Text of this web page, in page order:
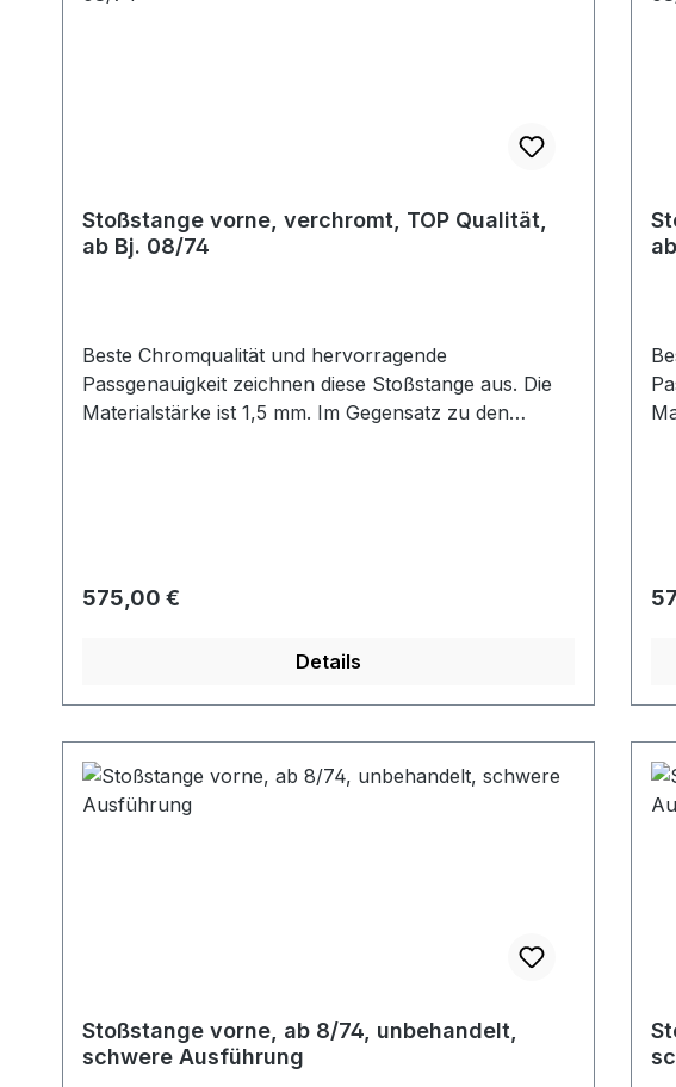
Stoßstange vorne, verchromt, TOP Qualität,
ab Bj. 08/74
Beste Chromqualität und hervorragende
Passgenauigkeit zeichnen diese Stoßstange aus. Die
Materialstärke ist 1,5 mm. Im Gegensatz zu den
Regulärer Preis:
575,00 €
Details
Stoßstange vorne, ab 8/74, unbehandelt,
schwere Ausführung